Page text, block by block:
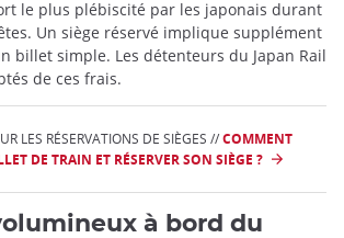
le plus plébiscité par les japonais durant
Un siège réservé implique supplément
billet simple. Les détenteurs du Japan Rail
de ces frais.
LES RÉSERVATIONS DE SIÈGES //COMMENT
DE TRAIN ET RÉSERVER SON SIÈGE ?
à bord du